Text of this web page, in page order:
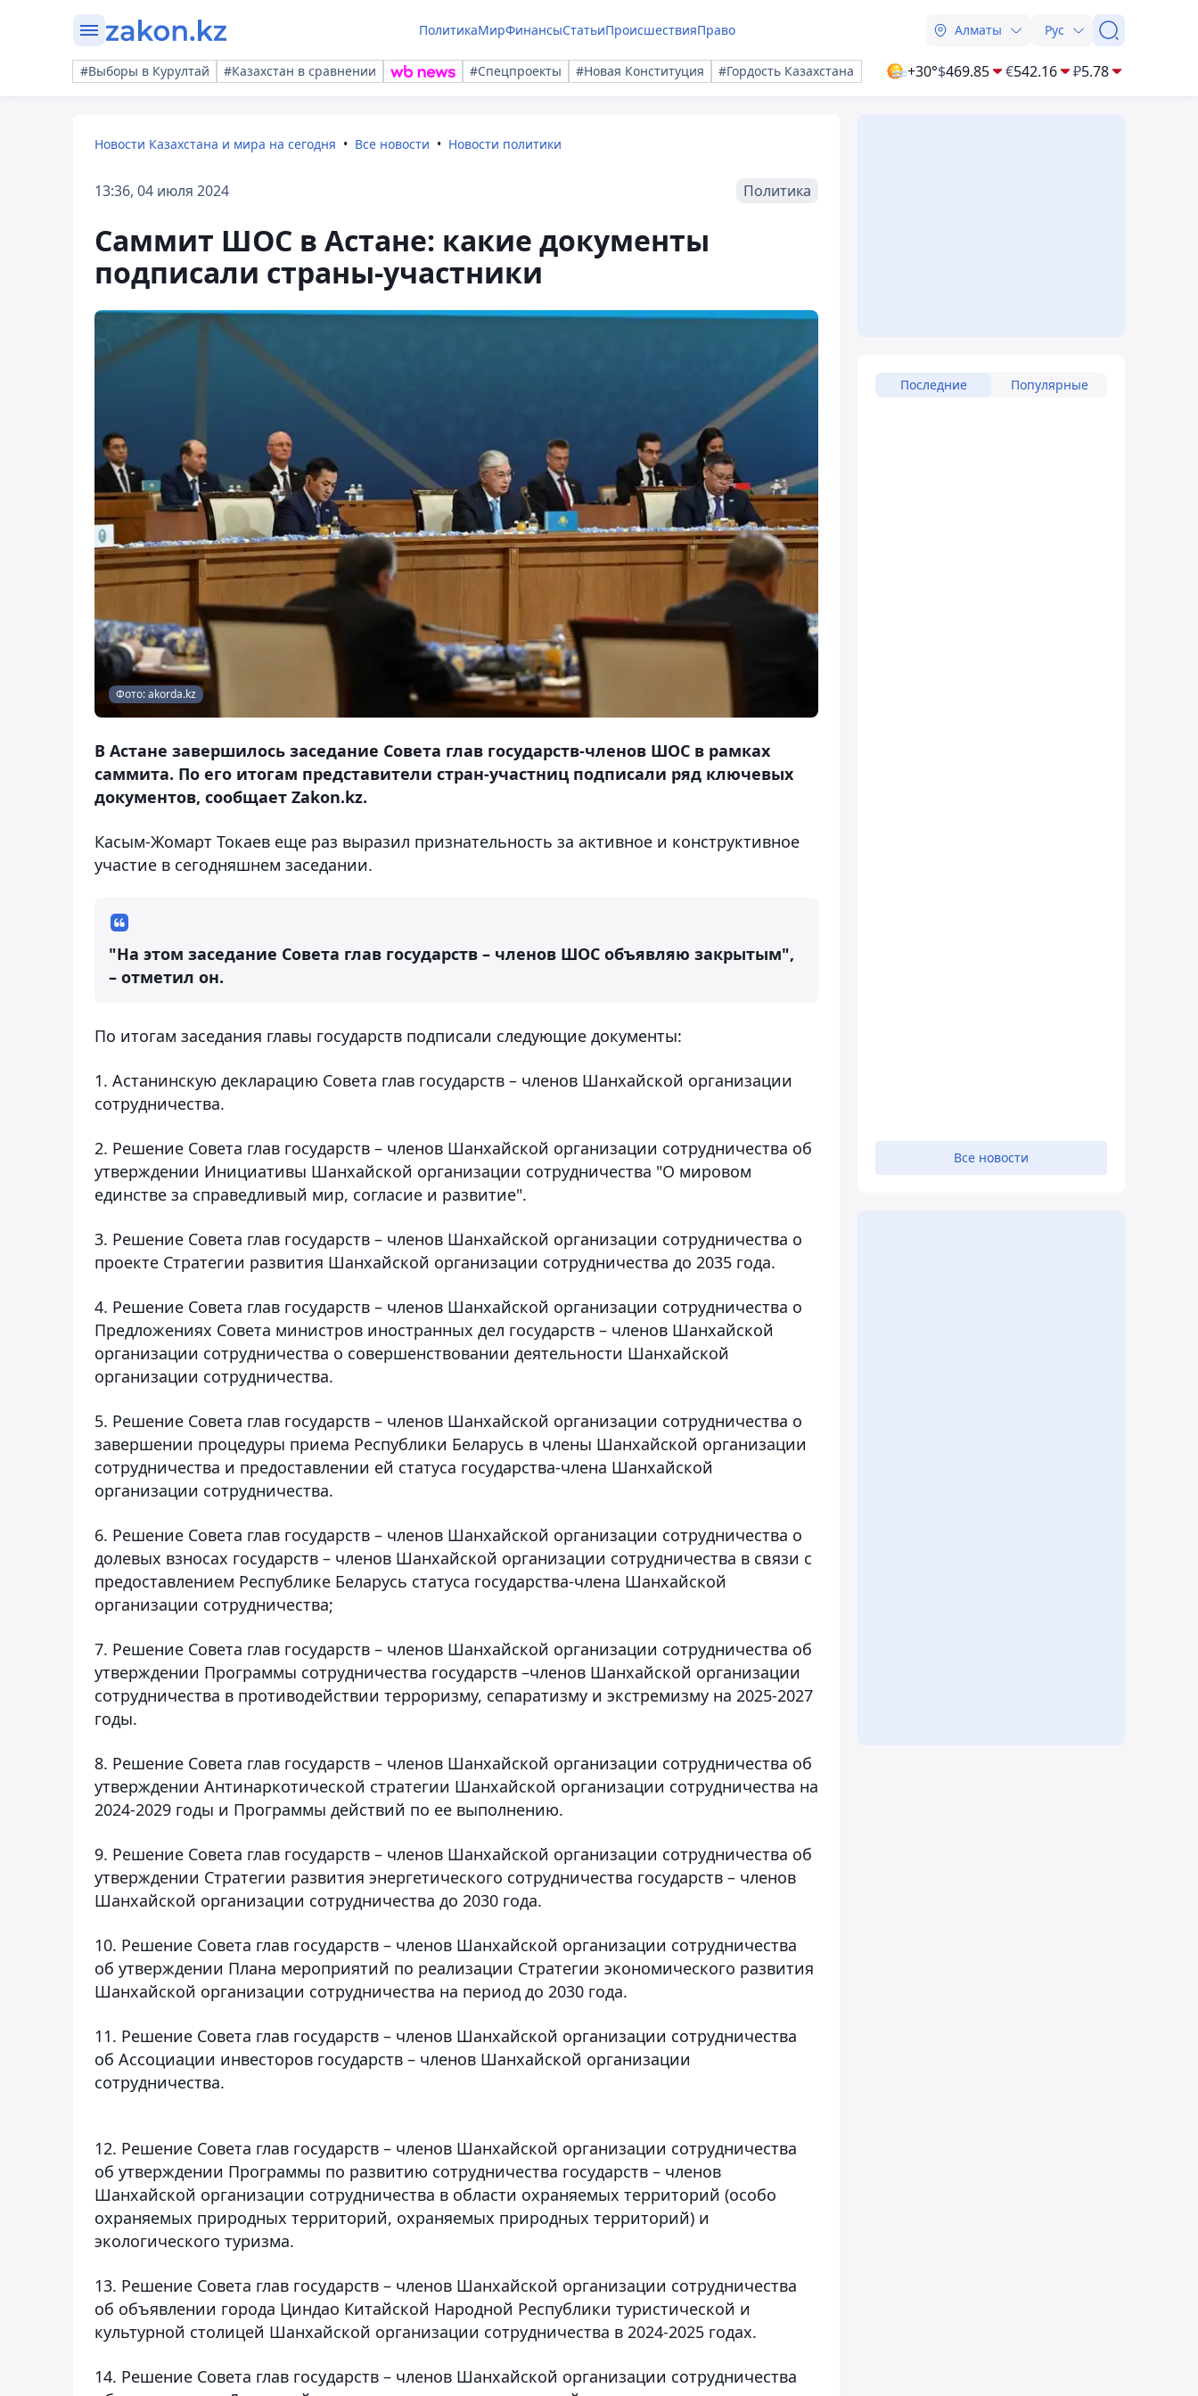
ПолитикаМирФинансыСтатьиПроисшествияПраво Алматы Рус
#Выборы в Курултай #Казахстан в сравнении #Спецпроекты #Новая Конституция #Гордость Казахстана +30°$469.85 €542.16 ₽5.78
Новости Казахстана и мира на сегодня Все новости Новости политики
13:36, 04 июля 2024 Политика
Саммит ШОС в Астане: какие документы
подписали страны-участники
Фото: akorda.kz
В Астане завершилось заседание Совета глав государств-членов ШОС в рамках
саммита. По его итогам представители стран-участниц подписали ряд ключевых
документов, сообщает Zakon.kz.
Касым-Жомарт Токаев еще раз выразил признательность за активное и конструктивное
участие в сегодняшнем заседании.
"На этом заседание Совета глав государств – членов ШОС объявляю закрытым",
– отметил он.
По итогам заседания главы государств подписали следующие документы:
1. Астанинскую декларацию Совета глав государств – членов Шанхайской организации
сотрудничества.
2. Решение Совета глав государств – членов Шанхайской организации сотрудничества об
утверждении Инициативы Шанхайской организации сотрудничества "О мировом
единстве за справедливый мир, согласие и развитие".
3. Решение Совета глав государств – членов Шанхайской организации сотрудничества о
проекте Стратегии развития Шанхайской организации сотрудничества до 2035 года.
4. Решение Совета глав государств – членов Шанхайской организации сотрудничества о
Предложениях Совета министров иностранных дел государств – членов Шанхайской
организации сотрудничества о совершенствовании деятельности Шанхайской
организации сотрудничества.
5. Решение Совета глав государств – членов Шанхайской организации сотрудничества о
завершении процедуры приема Республики Беларусь в члены Шанхайской организации
сотрудничества и предоставлении ей статуса государства-члена Шанхайской
организации сотрудничества.
6. Решение Совета глав государств – членов Шанхайской организации сотрудничества о
долевых взносах государств – членов Шанхайской организации сотрудничества в связи с
предоставлением Республике Беларусь статуса государства-члена Шанхайской
организации сотрудничества;
7. Решение Совета глав государств – членов Шанхайской организации сотрудничества об
утверждении Программы сотрудничества государств –членов Шанхайской организации
сотрудничества в противодействии терроризму, сепаратизму и экстремизму на 2025-2027
годы.
8. Решение Совета глав государств – членов Шанхайской организации сотрудничества об
утверждении Антинаркотической стратегии Шанхайской организации сотрудничества на
2024-2029 годы и Программы действий по ее выполнению.
9. Решение Совета глав государств – членов Шанхайской организации сотрудничества об
утверждении Стратегии развития энергетического сотрудничества государств – членов
Шанхайской организации сотрудничества до 2030 года.
10. Решение Совета глав государств – членов Шанхайской организации сотрудничества
об утверждении Плана мероприятий по реализации Стратегии экономического развития
Шанхайской организации сотрудничества на период до 2030 года.
11. Решение Совета глав государств – членов Шанхайской организации сотрудничества
об Ассоциации инвесторов государств – членов Шанхайской организации
сотрудничества.
12. Решение Совета глав государств – членов Шанхайской организации сотрудничества
об утверждении Программы по развитию сотрудничества государств – членов
Шанхайской организации сотрудничества в области охраняемых территорий (особо
охраняемых природных территорий, охраняемых природных территорий) и
экологического туризма.
13. Решение Совета глав государств – членов Шанхайской организации сотрудничества
об объявлении города Циндао Китайской Народной Республики туристической и
культурной столицей Шанхайской организации сотрудничества в 2024-2025 годах.
14. Решение Совета глав государств – членов Шанхайской организации сотрудничества
Последние Популярные
Все новости